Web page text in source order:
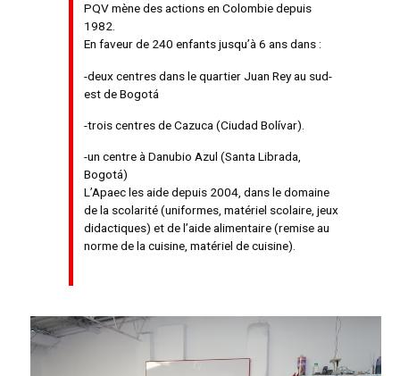
PQV mène des actions en Colombie depuis
1982.
En faveur de 240 enfants jusqu’à 6 ans dans :
-deux centres dans le quartier Juan Rey au sud-
est de Bogotá
-trois centres de Cazuca (Ciudad Bolívar).
-un centre à Danubio Azul (Santa Librada,
Bogotá)
L’Apaec les aide depuis 2004, dans le domaine
de la scolarité (uniformes, matériel scolaire, jeux
didactiques) et de l’aide alimentaire (remise au
norme de la cuisine, matériel de cuisine).